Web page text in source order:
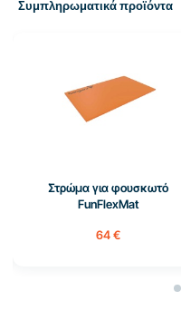
Συμπληρωματικά προϊόντα
Στρώμα για φουσκωτό
FunFlexMat
64 €